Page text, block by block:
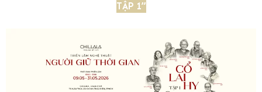
TẬP 1”